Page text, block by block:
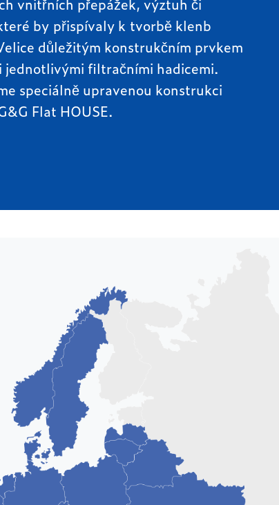
by přispívaly k tvorbě klenb
důležitým konstrukčním prvkem
jednotlivými filtračními hadicemi.
speciálně upravenou konstrukci
Flat HOUSE.